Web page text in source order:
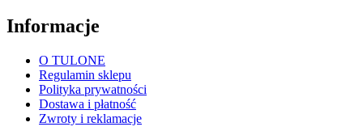
Informacje
O TULONE
Regulamin sklepu
Polityka prywatności
Dostawa i płatność
Zwroty i reklamacje